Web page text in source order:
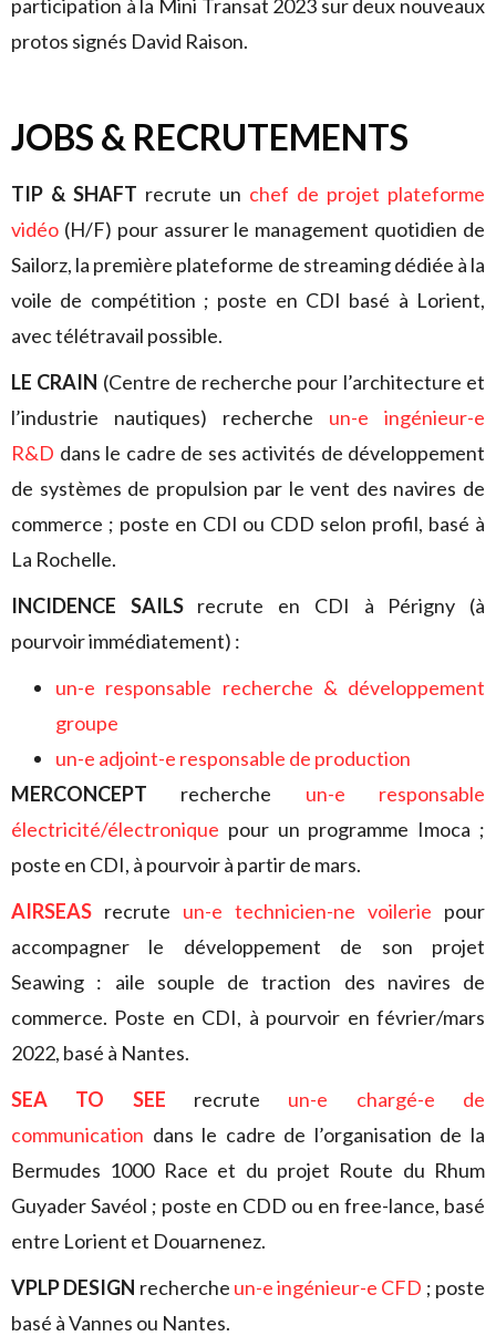
participation à la Mini Transat 2023 sur deux nouveaux
protos signés David Raison.
JOBS & RECRUTEMENTS
TIP & SHAFT recrute un chef de projet plateforme
vidéo (H/F) pour assurer le management quotidien de
Sailorz, la première plateforme de streaming dédiée à la
voile de compétition ; poste en CDI basé à Lorient,
avec télétravail possible.
LE CRAIN (Centre de recherche pour l’architecture et
l’industrie nautiques) recherche un-e ingénieur-e
R&D dans le cadre de ses activités de développement
de systèmes de propulsion par le vent des navires de
commerce ; poste en CDI ou CDD selon profil, basé à
La Rochelle.
INCIDENCE SAILS recrute en CDI à Périgny (à
pourvoir immédiatement) :
un-e responsable recherche & développement
groupe
un-e adjoint-e responsable de production
MERCONCEPT recherche un-e responsable
électricité/électronique pour un programme Imoca ;
poste en CDI, à pourvoir à partir de mars.
AIRSEAS recrute un-e technicien-ne voilerie pour
accompagner le développement de son projet
Seawing : aile souple de traction des navires de
commerce. Poste en CDI, à pourvoir en février/mars
2022, basé à Nantes.
SEA TO SEE recrute un-e chargé-e de
communication dans le cadre de l’organisation de la
Bermudes 1000 Race et du projet Route du Rhum
Guyader Savéol ; poste en CDD ou en free-lance, basé
entre Lorient et Douarnenez.
VPLP DESIGN recherche un-e ingénieur-e CFD ; poste
basé à Vannes ou Nantes.